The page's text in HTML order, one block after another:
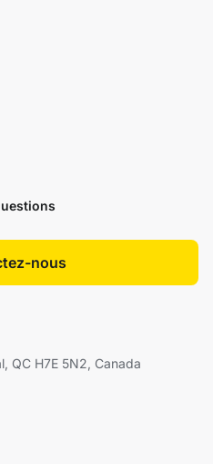
nous
QC H7E 5N2, Canada